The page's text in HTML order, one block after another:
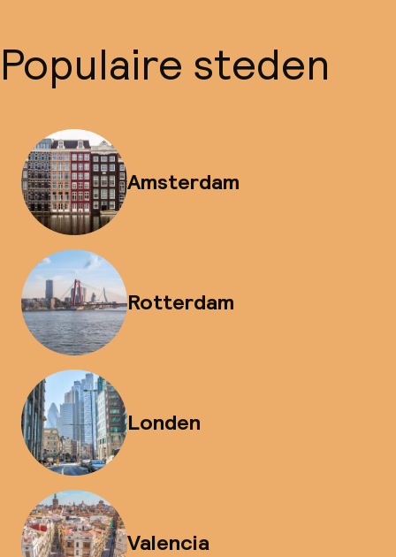
Populaire steden
Amsterdam
Rotterdam
Londen
Valencia